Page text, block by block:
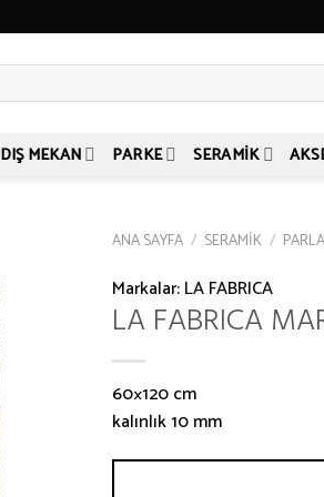
DIŞ MEKAN PARKE SERAMIK
ANA SAYFA / SERAMIK /
Markalar:LA FABRICA
LA FABRICA
60×120 cm
kalınlık 10 mm